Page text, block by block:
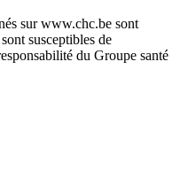
sur www.chc.be sont
susceptibles de
du Groupe santé